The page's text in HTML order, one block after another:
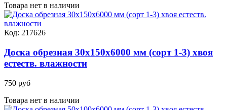
Товара нет в наличии
Код: 217626
Доска обрезная 30х150х6000 мм (сорт 1-3) хвоя
естеств. влажности
750 руб
Товара нет в наличии